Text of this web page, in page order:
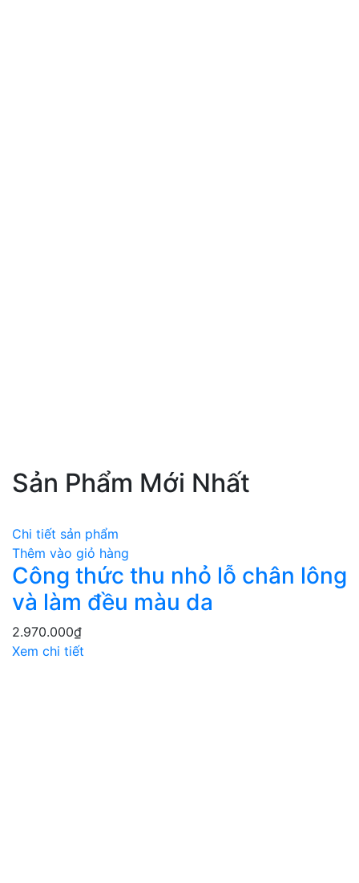
Sản Phẩm Mới Nhất
Chi tiết sản phẩm
Thêm vào giỏ hàng
Công thức thu nhỏ lỗ chân lông
và làm đều màu da
2.970.000₫
Xem chi tiết